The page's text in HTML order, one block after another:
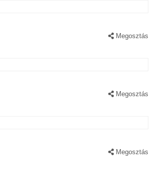
Megosztás
Megosztás
Megosztás